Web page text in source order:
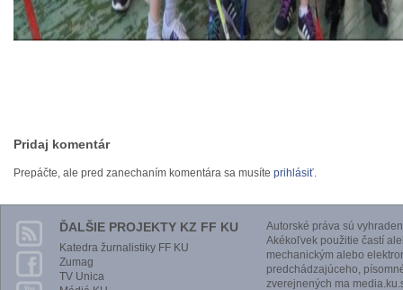
Pridaj komentár
Prepáčte, ale pred zanechaním komentára sa musíte prihlásiť.
ĎALŠIE PROJEKTY KZ FF KU
Katedra žurnalistiky FF KU
Zumag
TV Unica
Autorské práva sú
Akékoľvek použitie častí
mechanickým alebo
predchádzajúceho,
zverejnených ma